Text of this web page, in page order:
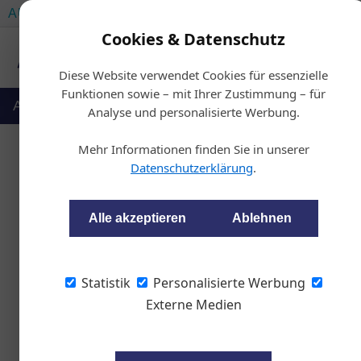
Cookies & Datenschutz
Diese Website verwendet Cookies für essenzielle
Funktionen sowie – mit Ihrer Zustimmung – für
Analyse und personalisierte Werbung.
Mehr Informationen finden Sie in unserer
Datenschutzerklärung.
Alle akzeptieren Ablehnen
Statistik
Personalisierte Werbung
Externe Medien
AUTOMOTIVE SERVICES
Auto & Politik Ausbildung Werkstatt
Ist Ihre §57a-
Mit der Umsetzung der